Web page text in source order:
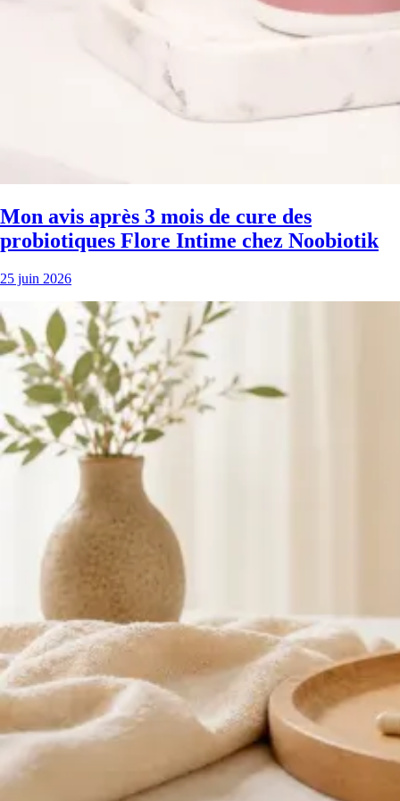
Mon avis après 3 mois de cure des
probiotiques Flore Intime chez Noobiotik
25 juin 2026